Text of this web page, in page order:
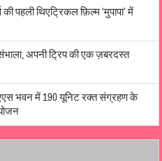
पहली थिएट्रिकल फ़िल्म ‘मुपापा’ में
अपनी ट्रिप की एक ज़बरदस्त
भवन में 190 यूनिट रक्त संग्रहण के